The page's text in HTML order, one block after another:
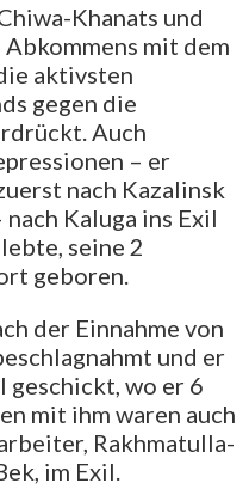
Khanats und
mit dem
aktivsten
gegen die
Auch
– er
nach Kazalinsk
Kaluga ins Exil
seine 2
geboren.
der Einnahme von
und er
geschickt, wo er 6
mit ihm waren auch
Rakhmatulla-
im Exil.